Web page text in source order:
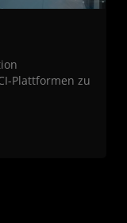
Plattformen zu